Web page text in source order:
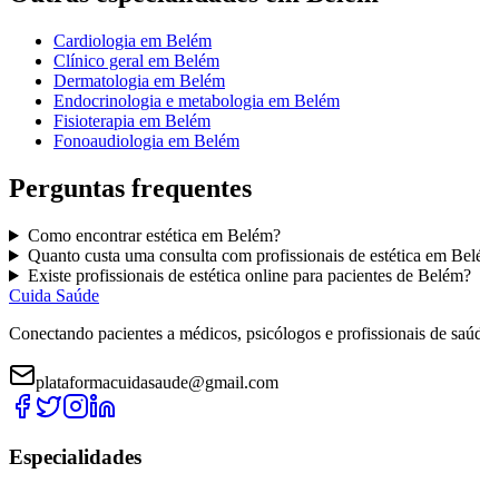
Cardiologia em Belém
Clínico geral em Belém
Dermatologia em Belém
Endocrinologia e metabologia em Belém
Fisioterapia em Belém
Fonoaudiologia em Belém
Perguntas frequentes
Como encontrarestética em Belém?
Quanto custa uma consulta com profissionais de estética em
Existe profissionais de estética online para pacientes de Belém?
Cuida Saúde
Conectando pacientes a médicos, psicólogos e profissionais de
plataformacuidasaude@gmail.com
Especialidades